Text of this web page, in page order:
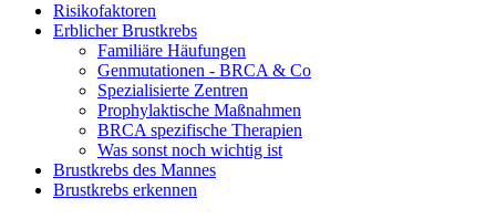
Risikofaktoren
Erblicher Brustkrebs
Familiäre Häufungen
Genmutationen - BRCA & Co
Spezialisierte Zentren
Prophylaktische Maßnahmen
BRCA spezifische Therapien
Was sonst noch wichtig ist
Brustkrebs des Mannes
Brustkrebs erkennen